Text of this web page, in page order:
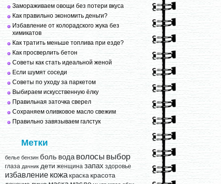
Замораживаем овощи без потери вкуса
Как правильно экономить деньги?
Избавление от колорадского жука без
химикатов
Как тратить меньше топлива при езде?
Как просверлить бетон
Советы как стать идеальной женой
Если шумят соседи
Советы по уходу за паркетом
Выбираем искусственную ёлку
Правильная заточка сверел
Сохраняем оливковое масло свежим
Правильно завязываем галстук
Метки
белье бензин боль вода волосы выбор
глаза дачник дети женщина запах здоровье
избавление кожа краска красота